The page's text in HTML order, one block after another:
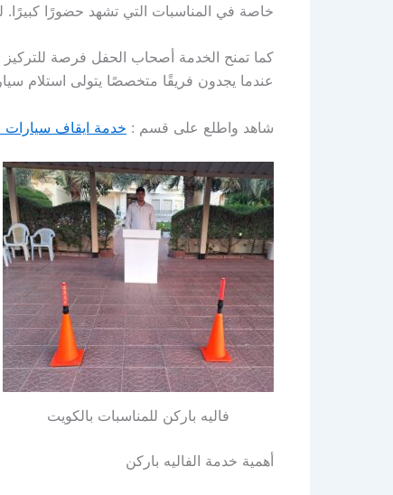
خاصة في المناسبات التي تشهد حضورًا كبيرًا.
كما تمنح الخدمة أصحاب الحفل فرصة
عندما يجدون فريقًا متخصصًا يتولى استلام
شاهد واطلع على قسم : خدمة ايقاف سيارات
فاليه باركن للمناسبات بالكويت
أهمية خدمة الفاليه باركن